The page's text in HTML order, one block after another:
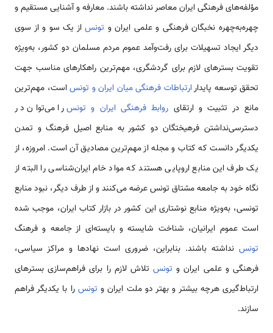
مؤلفه‌های فرهنگی ایران معاصر نداشته باشند. معارفه و آشنایی مستقیم و
چهره‌به‌چهره نخبگان فرهنگی و علمی ایران و تونساز یک سو و از سوی
دیگر ایجاد تسهیلات برای رفت‌وآمد عموم مردم مسلمان دو کشور، به‌ویژه
تقویت بسترهای لازم برای گردشگری، مهم‌ترین راهکارهای مناسب جهت
تحقق توسعه پایدارارتباطات فرهنگی میان ایران و تونساست، مهم‌ترین
مانع در تثبیت و ارتقای روابط فرهنگی ایران و تونسرا می‌توان در
دسترسی‌نداشتن فرهیختگان دو کشور به منابع اصیل فرهنگ و تمدن
یکدیگر دانست که کتاب و مجله از مهم‌ترین مصادیق آن است. امروزه، از
یک طرف این منابع اروپایی هستند که مواد خام ایران‌شناسی را البته از
نگاه خود به جامعه مشتاق تونس عرضه می‌کنند و از طرف دیگر، نبود منابع
تونسی، به‌ویژه منابع نوشتاری این کشور در بازار کتاب ایران، موجب شده
است عموم ایرانیان، شناخت شایسته و بایسته‌ای از جامعه و فرهنگ
تونس نداشته باشند. بنابراین، ضروری است نهادها و مراکز سیاسی،
فرهنگی و علمی ایران و تونستلاش لازم را برای فراهم‌سازی بسترهای
ارتباط‌گیری هرچه بیشتر و بهتر دو ملت ایران و تونس را با یکدیگر فراهم
سازند.